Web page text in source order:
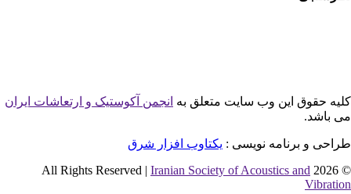
حقوق این وب سایت متعلق بهانجمن آکوستیک و ارتعاشات ایران
باشد.
و برنامه نویسی : یکتاوب افزار شرق
©
Iranian Society of Acoustics and